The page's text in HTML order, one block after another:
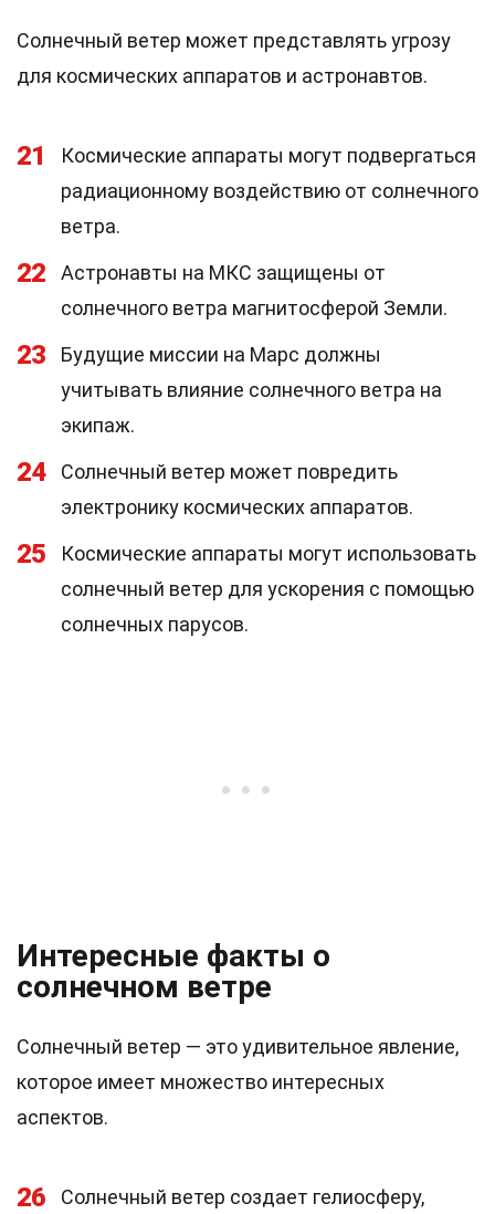
Солнечный ветер может представлять угрозу
для космических аппаратов и астронавтов.
21
Космические аппараты могут подвергаться
радиационному воздействию от солнечного
ветра.
22
Астронавты на МКС защищены от
солнечного ветра магнитосферой Земли.
23
Будущие миссии на Марс должны
учитывать влияние солнечного ветра на
экипаж.
24
Солнечный ветер может повредить
электронику космических аппаратов.
25
Космические аппараты могут использовать
солнечный ветер для ускорения с помощью
солнечных парусов.
Интересные факты о
солнечном ветре
Солнечный ветер — это удивительное явление,
которое имеет множество интересных
аспектов.
26
Солнечный ветер создает гелиосферу,